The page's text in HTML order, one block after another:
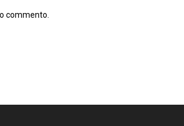
commento.